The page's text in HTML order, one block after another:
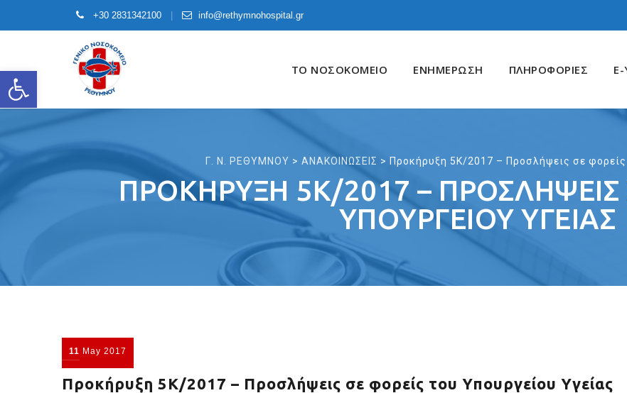
Open toolbar
+30 2831342100 info@rethymnohospital.gr
content
ΤΟ ΝΟΣΟΚΟΜΕΙΟ ΕΝΗΜΕΡΩΣΗ ΠΛΗΡΟΦΟΡΙΕΣ
Γ. Ν. ΡΕΘΥΜΝΟΥ > ΑΝΑΚΟΙΝΩΣΕΙΣ > Προκήρυξη 5Κ/2017 – Προσλήψεις σε φορείς
ΠΡΟΚΉΡΥΞΗ 5Κ/2017 – ΠΡΟΣΛΉΨΕΙΣ
ΥΠΟΥΡΓΕΊΟΥ ΥΓΕΊΑΣ
11 May 2017
Προκήρυξη 5Κ/2017 – Προσλήψεις σε φορείς του Υπουργείου Υγείας